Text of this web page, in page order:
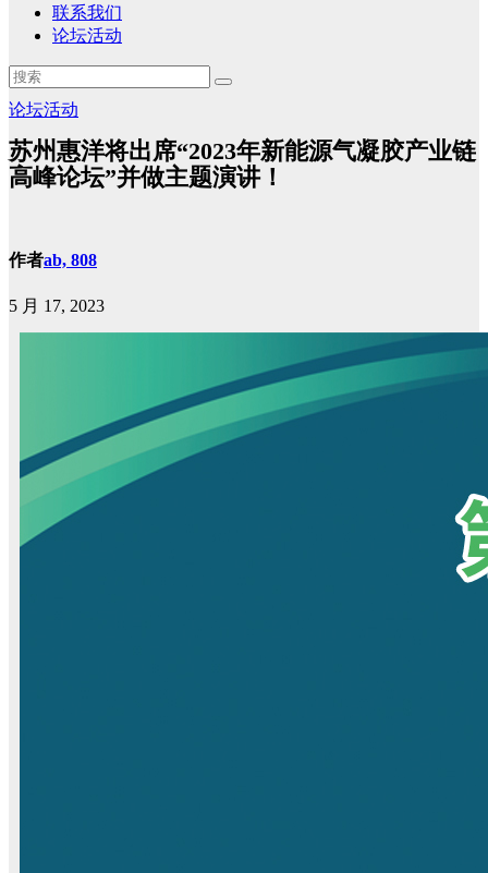
联系我们
论坛活动
论坛活动
苏州惠洋将出席“2023年新能源气凝胶产业链
高峰论坛”并做主题演讲！
作者ab, 808
5 月 17, 2023